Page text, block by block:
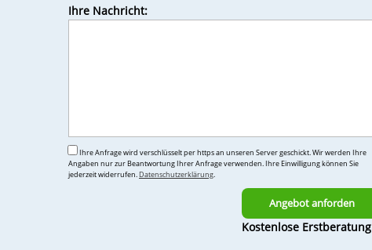
Feld
leer.
Ihre Nachricht:
Ihre Anfrage wird verschlüsselt per https an unseren Server geschickt. Wir werden Ihre
Angaben nur zur Beantwortung Ihrer Anfrage verwenden. Ihre Einwilligung können Sie
jederzeit widerrufen. Datenschutzerklärung.
Kostenlose Erstberatung